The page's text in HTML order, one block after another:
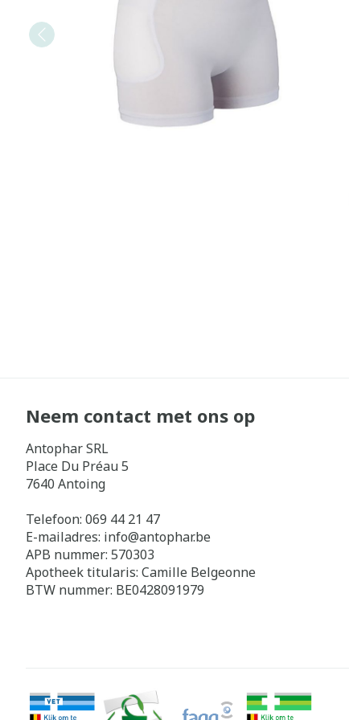
Neem contact met ons op
Antophar SRL
Place Du Préau 5
7640 Antoing
Telefoon: 069 44 21 47
E-mailadres: info@antophar.be
APB nummer: 570303
Apotheek titularis: Camille Belgeonne
BTW nummer: BE0428091979